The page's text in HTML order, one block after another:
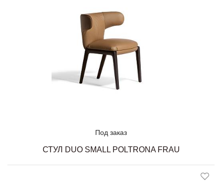
Под заказ
СТУЛ DUO SMALL POLTRONA FRAU